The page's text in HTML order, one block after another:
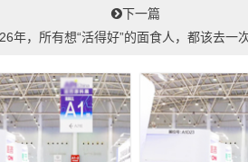
下一篇
年，所有想“活得好”的面食人，都该去一